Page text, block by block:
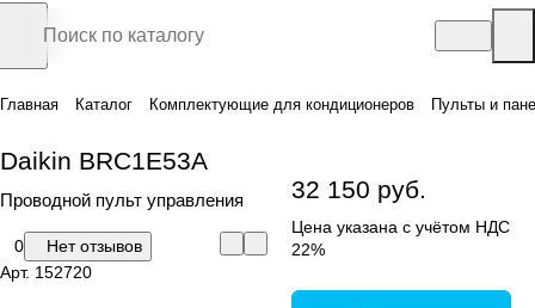
Главная Каталог Комплектующие для кондиционеров Пульты и
Daikin BRC1E53A
Проводной пульт управления
0
Нет отзывов
Арт. 152720
32 150 руб.
Цена указана с учётом НДС
22%